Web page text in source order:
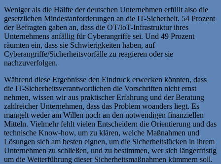
Weniger als die Hälfte der deutschen Unternehmen erfüllt also die
gesetzlichen Mindestanforderungen an die IT-Sicherheit. 54 Prozent
der Befragten gaben an, dass die OT/IoT-Infrastruktur ihres
Unternehmens anfällig für Cyberangriffe sei. Und 49 Prozent
räumten ein, dass sie Schwierigkeiten haben, auf
Cyberangriffe/Sicherheitsvorfälle zu reagieren oder sie
nachzuverfolgen.
Während diese Ergebnisse den Eindruck erwecken könnten, dass
die IT-Sicherheitsverantwortlichen die Vorschriften nicht ernst
nehmen, wissen wir aus praktischer Erfahrung und der Beratung
zahlreicher Unternehmen, dass das Problem woanders liegt. Es
mangelt weder am Willen noch an den notwendigen finanziellen
Mitteln. Vielmehr fehlt vielen Entscheidern die Orientierung und das
technische Know-how, um zu klären, welche Maßnahmen und
Lösungen sich am besten eignen, um die Sicherheitslücken in ihrem
Unternehmen zu schließen, und zu bestimmen, wer sich längerfristig
um die Weiterführung dieser Sicherheitsmaßnahmen kümmern soll.